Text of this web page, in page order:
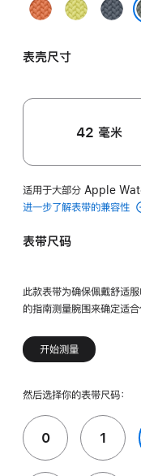
姜
末
霓
黄
铁
表壳尺寸
42 毫米
适用于大部分 Apple
进一步了解表带的兼容性
表带尺码
此款表带为确保佩戴舒适
的指南测量腕围来确定适合
开始测量
然后选择你的表带尺码：
0 1